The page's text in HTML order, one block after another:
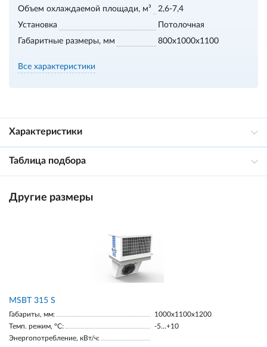
Объем охлаждаемой площади, м³
2,6-7,4
Установка
Потолочная
Габаритные размеры, мм
800х1000х1100
Все характеристики
Характеристики
Таблица подбора
Другие размеры
MSBT 315 S
Габариты, мм:
1000х1100х1200
Темп. режим, °С:
-5...+10
Энергопотребление, кВт/ч: